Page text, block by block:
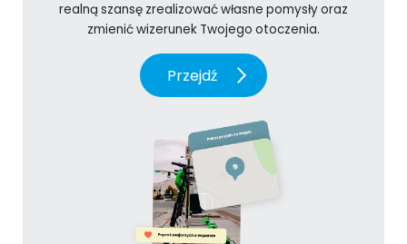
realną szansę zrealizować własne pomysły oraz
zmienić wizerunek Twojego otoczenia.
Przejdź